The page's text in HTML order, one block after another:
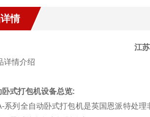
情
江
卧式打包机设备总览:
系列全自动卧式打包机是英国恩派特处理